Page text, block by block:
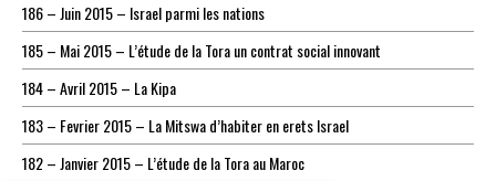
186 – Juin 2015 – Israel parmi les nations
185 – Mai 2015 – L’étude de la Tora un contrat social innovant
184 – Avril 2015 – La Kipa
183 – Fevrier 2015 – La Mitswa d’habiter en erets Israel
182 – Janvier 2015 – L’étude de la Tora au Maroc